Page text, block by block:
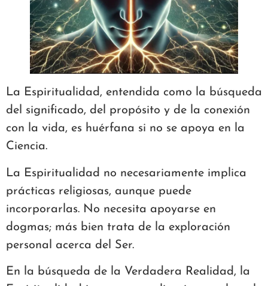
La Espiritualidad, entendida como la búsqueda
del significado, del propósito y de la conexión
con la vida, es huérfana si no se apoya en la
Ciencia.
La Espiritualidad no necesariamente implica
prácticas religiosas, aunque puede
incorporarlas. No necesita apoyarse en
dogmas; más bien trata de la exploración
personal acerca del Ser.
En la búsqueda de la Verdadera Realidad, la